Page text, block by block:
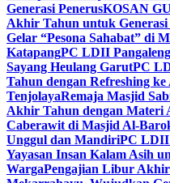
Generasi PenerusKOSAN
Akhir Tahun untuk
Gelar “Pesona Sahabat” di
KatapangPC LDII
Sayang Heulang GarutPC
Tahun dengan Refreshing
TenjolayaRemaja Masjid
Akhir Tahun dengan Materi
Caberawit di Masjid Al-
Unggul dan MandiriPC LDII
Yayasan Insan Kalam Asih
WargaPengajian Libur